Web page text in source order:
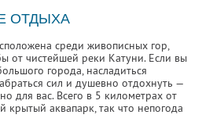
ОТДЫХА
среди живописных гор,
от чистейшей реки Катуни. Если вы
города, насладиться
сил и душевно отдохнуть —
для вас. Всего в 5 километрах от
крытый аквапарк, так что непогода